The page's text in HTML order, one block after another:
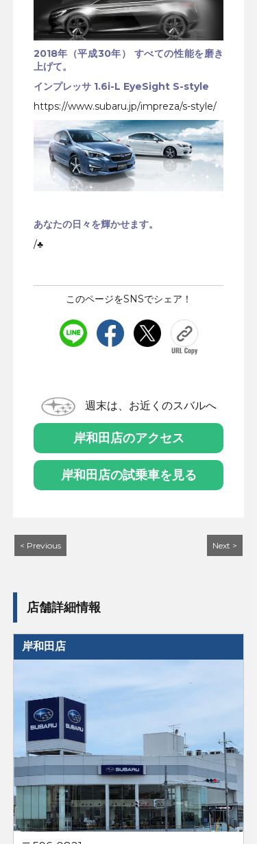
2018年（平成30年） すべての性能を磨き
上げて。
インプレッサ 1.6i-L EyeSight S-style
https://www.subaru.jp/impreza/s-style/
あなたの日々を輝かせます。
/♣
このページをSNSでシェア！
週末は、お近くのスバルへ
岸和田店のアクセス
岸和田店の試乗車を見る
< Previous Next >
店舗詳細情報
岸和田店